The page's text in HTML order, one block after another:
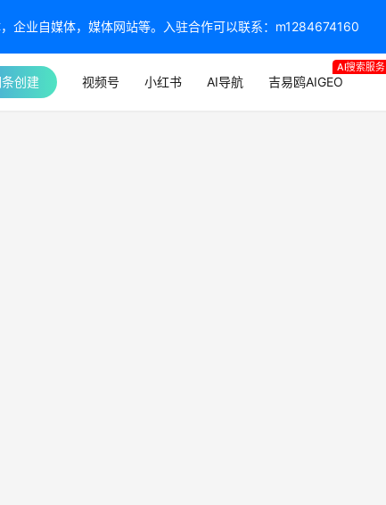
企业自媒体，媒体网站等。入驻合作可以联系：m1284674160
创建 视频号 小红书 AI导航 吉易鸥AIGEO
AI搜索服务